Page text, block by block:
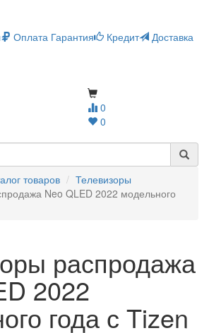
Оплата Гарантия Кредит
Доставка
0
0
товаров
Телевизоры
Neo QLED 2022 модельного
распродажа
2022
года с Tizen